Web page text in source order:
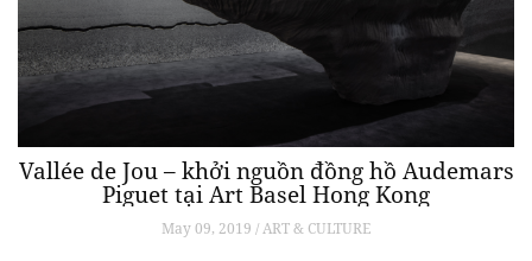
Vallée de Jou – khởi nguồn đồng hồ Audemars
Piguet tại Art Basel Hong Kong
May 09, 2019 / ART & CULTURE